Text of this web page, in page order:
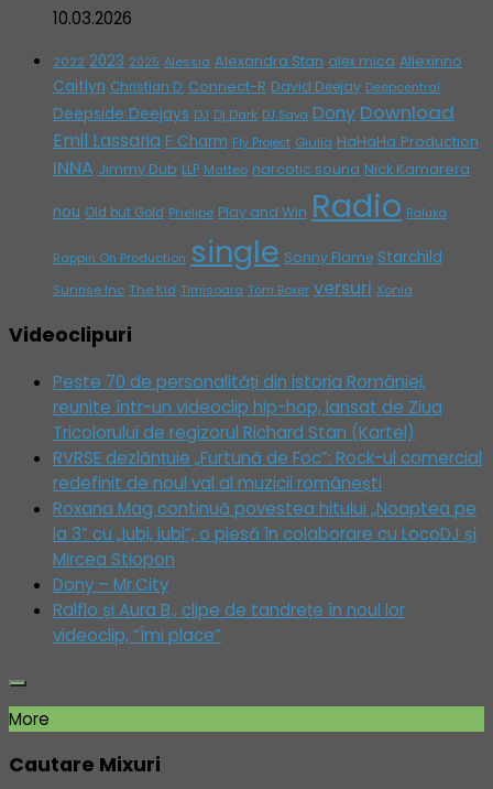
10.03.2026
2022 2023 2025 Alessia Alexandra Stan alex mica Allexinno
Caitlyn Christian D. Connect-R David Deejay Deepcentral
Deepside Deejays DJ Dj Dark DJ Sava Dony Download
Emil Lassaria F Charm Fly Project Giulia HaHaHa Production
INNA Jimmy Dub LLP Matteo narcotic sound Nick Kamarera
nou Old but Gold Phelipe Play and Win Radio Raluka
Rappin On Production single Sonny Flame Starchild
Sunrise Inc The Kid Timisoara Tom Boxer versuri Xonia
Videoclipuri
Peste 70 de personalități din istoria României,
reunite într-un videoclip hip-hop, lansat de Ziua
Tricolorului de regizorul Richard Stan (Kartel)
RVRSE dezlănțuie „Furtună de Foc”: Rock-ul comercial
redefinit de noul val al muzicii românești
Roxana Mag continuă povestea hitului „Noaptea pe
la 3” cu „Iubi, iubi”, o piesă în colaborare cu LocoDJ și
Mircea Stiopon
Dony – Mr.City
Ralflo și Aura B., clipe de tandrețe în noul lor
videoclip, “Îmi place”
More
Cautare Mixuri